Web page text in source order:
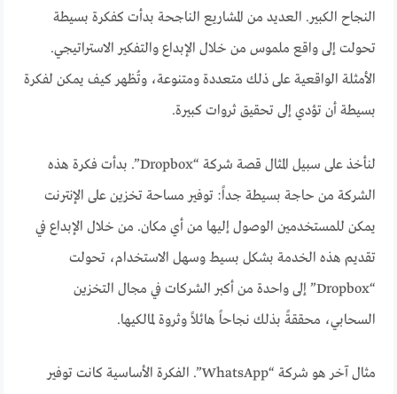
النجاح الكبير. العديد من المشاريع الناجحة بدأت كفكرة بسيطة
تحولت إلى واقع ملموس من خلال الإبداع والتفكير الاستراتيجي.
الأمثلة الواقعية على ذلك متعددة ومتنوعة، وتُظهر كيف يمكن لفكرة
بسيطة أن تؤدي إلى تحقيق ثروات كبيرة.
لنأخذ على سبيل المثال قصة شركة “Dropbox”. بدأت فكرة هذه
الشركة من حاجة بسيطة جداً: توفير مساحة تخزين على الإنترنت
يمكن للمستخدمين الوصول إليها من أي مكان. من خلال الإبداع في
تقديم هذه الخدمة بشكل بسيط وسهل الاستخدام، تحولت
“Dropbox” إلى واحدة من أكبر الشركات في مجال التخزين
السحابي، محققةً بذلك نجاحاً هائلاً وثروة لمالكيها.
مثال آخر هو شركة “WhatsApp”. الفكرة الأساسية كانت توفير